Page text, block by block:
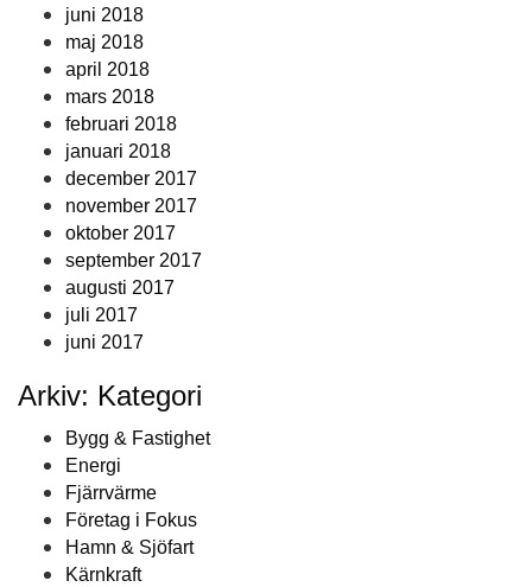
juni 2018
maj 2018
april 2018
mars 2018
februari 2018
januari 2018
december 2017
november 2017
oktober 2017
september 2017
augusti 2017
juli 2017
juni 2017
Arkiv: Kategori
Bygg & Fastighet
Energi
Fjärrvärme
Företag i Fokus
Hamn & Sjöfart
Kärnkraft